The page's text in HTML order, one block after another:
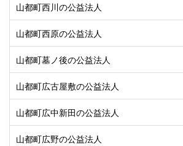
山都町西川の公益法人
山都町西原の公益法人
山都町墓ノ後の公益法人
山都町広古屋敷の公益法人
山都町広中新田の公益法人
山都町広野の公益法人